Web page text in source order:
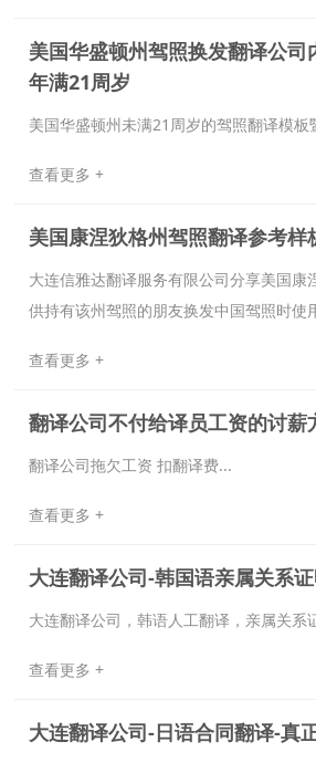
美国华盛顿州驾照换发翻译公司
年满21周岁
美国华盛顿州未满21周岁的驾照翻译模板
查看更多 +
美国康涅狄格州驾照翻译参考样
大连信雅达翻译服务有限公司分享美国康
供持有该州驾照的朋友换发中国驾照时使
查看更多 +
翻译公司不付给译员工资的讨薪
翻译公司拖欠工资 扣翻译费...
查看更多 +
大连翻译公司-韩国语亲属关系
大连翻译公司，韩语人工翻译，亲属关系
查看更多 +
大连翻译公司-日语合同翻译-真